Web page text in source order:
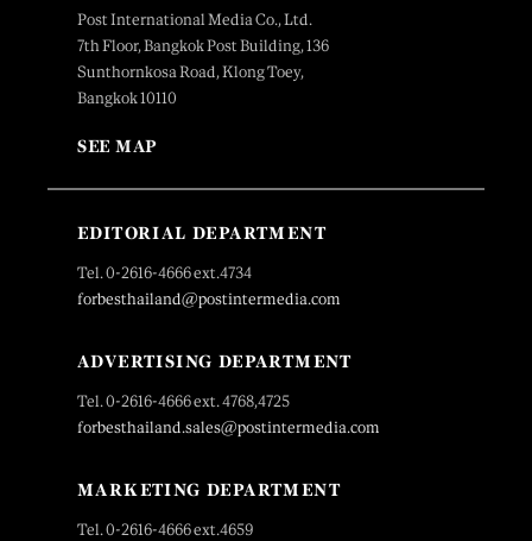
Post International Media Co., Ltd.
7th Floor, Bangkok Post Building, 136
Sunthornkosa Road, Klong Toey,
Bangkok 10110
SEE MAP
EDITORIAL DEPARTMENT
Tel. 0-2616-4666 ext.4734
forbesthailand@postintermedia.com
ADVERTISING DEPARTMENT
Tel. 0-2616-4666 ext. 4768,4725
forbesthailand.sales@postintermedia.com
MARKETING DEPARTMENT
Tel. 0-2616-4666 ext.4659